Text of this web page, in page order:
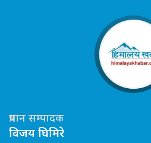
प्रधान सम्पादक
विजय घिमिरे